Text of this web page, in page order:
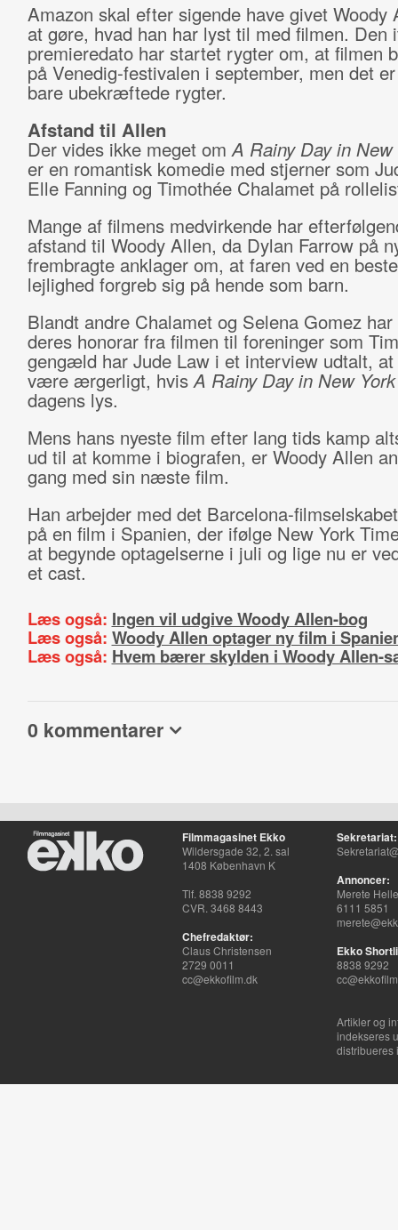
Amazon skal efter sigende have givet Woody
at gøre, hvad han har lyst til med filmen. Den
premieredato har startet rygter om, at filmen
på Venedig-festivalen i september, men det
bare ubekræftede rygter.
Afstand til Allen
Der vides ikke meget omA Rainy Day in New
er en romantisk komedie med stjerner som
Elle Fanning og Timothée Chalamet på
Mange af filmens medvirkende har
afstand til Woody Allen, da Dylan Farrow på
frembragte anklager om, at faren ved en
lejlighed forgreb sig på hende som barn.
Blandt andre Chalamet og Selena Gomez har
deres honorar fra filmen til foreninger som
gengæld har Jude Law i et interview udtalt,
være ærgerligt, hvisA Rainy Day in New
dagens lys.
Mens hans nyeste film efter lang tids kamp
ud til at komme i biografen, er Woody Allen
gang med sin næste film.
Han arbejder med det Barcelona-
på en film i Spanien, der ifølge New York
at begynde optagelserne i juli og lige nu er
et cast.
Læs også: Ingen vil udgive Woody Allen-bog
Læs også: Woody Allen optager ny film i
Læs også: Hvem bærer skylden i Woody Allen-
0 kommentarer
Filmmagasinet Ekko
Wildersgade 32, 2. sal
1408 København K
Tlf. 8838 9292
CVR. 3468 8443
Chefredaktør:
Claus Christensen
2729 0011
cc@ekkofilm.dk
Sekretariat:
Annoncer:
Merete
6111 5851
Ekko
8838 9292
Artikler og
indekseres
distribueres